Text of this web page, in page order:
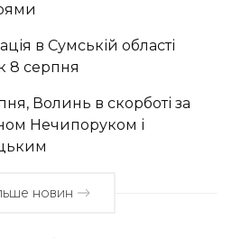
в Сумській області
8 серпня
Волинь в скорботі за
Нечипоруком і
новин